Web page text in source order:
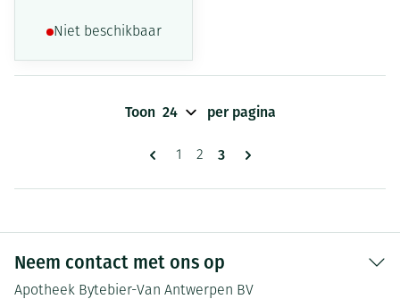
Niet beschikbaar
Pagina's
Pagina
1 Pagina
2 U lees momenteel pagina
3
Toon per pagina
Neem contact met ons op
Apotheek Bytebier-Van Antwerpen BV